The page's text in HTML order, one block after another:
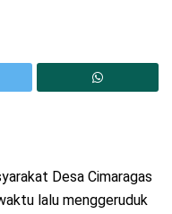
Desa Cimaragas
lalu menggeruduk